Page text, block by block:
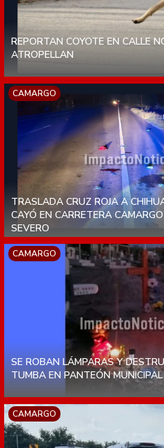
REPORTAN COYOTE EN CALLE
ATROPELLAN
CAMARGO
TRASLADA CRUZ ROJA A
CAYÓ EN CARRETERA
SEVERO
CAMARGO
SE ROBAN LÁMPARAS Y
TUMBA EN PANTEÓN
CAMARGO